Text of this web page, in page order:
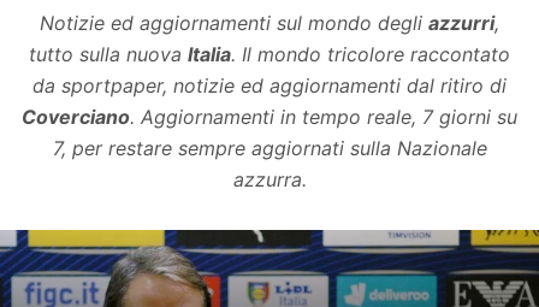
Notizie ed aggiornamenti sul mondo degli azzurri,
tutto sulla nuova Italia. Il mondo tricolore raccontato
da sportpaper, notizie ed aggiornamenti dal ritiro di
Coverciano. Aggiornamenti in tempo reale, 7 giorni su
7, per restare sempre aggiornati sulla Nazionale
azzurra.